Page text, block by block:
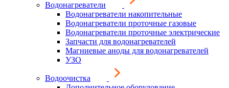
Водонагреватели
Водонагреватели накопительные
Водонагреватели проточные газовые
Водонагреватели проточные электрические
Запчасти для водонагревателей
Магниевые аноды для водонагревателей
УЗО
Водоочистка